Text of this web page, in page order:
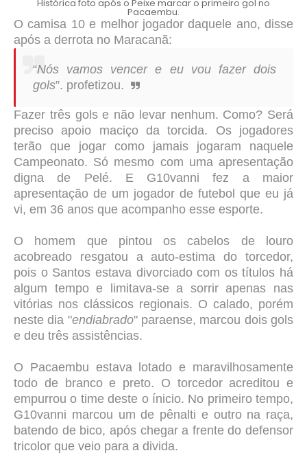
Histórica foto após o Peixe marcar o primeiro gol no
Pacaembu.
O camisa 10 e melhor jogador daquele ano, disse
após a derrota no Maracanã:
“Nós vamos vencer e eu vou fazer dois
gols”. profetizou.
Fazer três gols e não levar nenhum. Como? Será
preciso apoio maciço da torcida. Os jogadores
terão que jogar como jamais jogaram naquele
Campeonato. Só mesmo com uma apresentação
digna de Pelé. E G10vanni fez a maior
apresentação de um jogador de futebol que eu já
vi, em 36 anos que acompanho esse esporte.
O homem que pintou os cabelos de louro
acobreado resgatou a auto-estima do torcedor,
pois o Santos estava divorciado com os títulos há
algum tempo e limitava-se a sorrir apenas nas
vitórias nos clássicos regionais. O calado, porém
neste dia "endiabrado" paraense, marcou dois gols
e deu três assistências.
O Pacaembu estava lotado e maravilhosamente
todo de branco e preto. O torcedor acreditou e
empurrou o time deste o ínicio. No primeiro tempo,
G10vanni marcou um de pênalti e outro na raça,
batendo de bico, após chegar a frente do defensor
tricolor que veio para a divida.